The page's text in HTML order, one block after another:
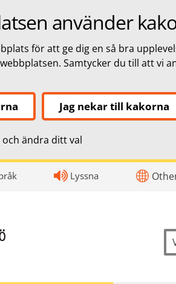
använder
för att ge dig en så bra
Samtycker du till att vi
Jag nekar till kakorna
och ändra ditt val
Lyssna